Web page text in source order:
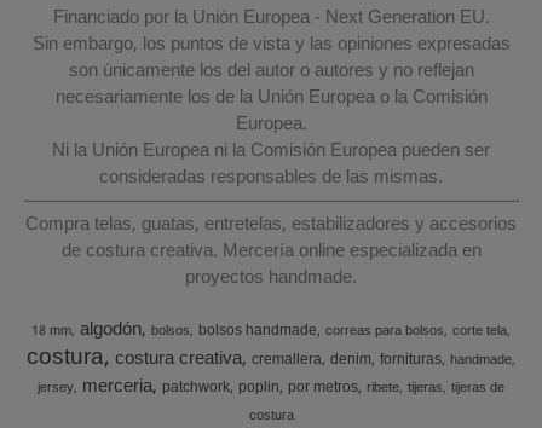
Financiado por la Unión Europea - Next Generation EU.
Sin embargo, los puntos de vista y las opiniones expresadas
son únicamente los del autor o autores y no reflejan
necesariamente los de la Unión Europea o la Comisión
Europea.
Ni la Unión Europea ni la Comisión Europea pueden ser
consideradas responsables de las mismas.
Compra telas, guatas, entretelas, estabilizadores y accesorios
de costura creativa. Mercería online especializada en
proyectos handmade.
18 mm algodón bolsos bolsos handmade correas para bolsos corte tela
costura costura creativa cremallera denim fornituras handmade
jersey merceria patchwork poplin por metros ribete tijeras tijeras de
costura